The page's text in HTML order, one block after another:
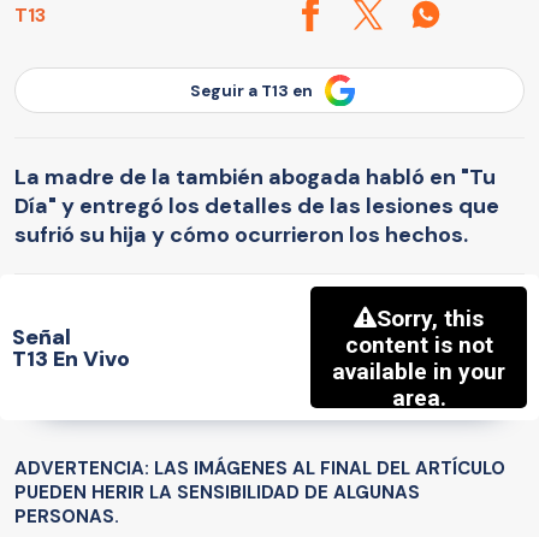
T13
Seguir a T13 en
La madre de la también abogada habló en "Tu
Día" y entregó los detalles de las lesiones que
sufrió su hija y cómo ocurrieron los hechos.
Señal
T13 En Vivo
ADVERTENCIA: LAS IMÁGENES AL FINAL DEL ARTÍCULO
PUEDEN HERIR LA SENSIBILIDAD DE ALGUNAS
PERSONAS.